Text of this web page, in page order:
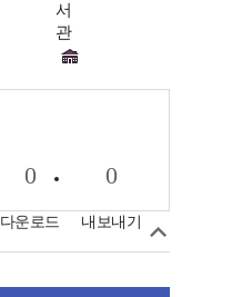
서
관
0
다운로드
0
내보내기